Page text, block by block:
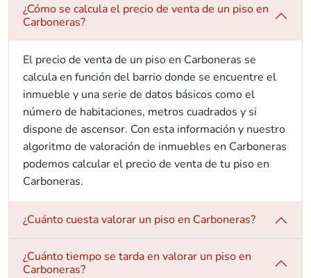
¿Cómo se calcula el precio de venta de un piso en
Carboneras?
El precio de venta de un piso en Carboneras se
calcula en función del barrio donde se encuentre el
inmueble y una serie de datos básicos como el
número de habitaciones, metros cuadrados y si
dispone de ascensor. Con esta información y nuestro
algoritmo de valoración de inmuebles en Carboneras
podemos calcular el precio de venta de tu piso en
Carboneras.
¿Cuánto cuesta valorar un piso en Carboneras?
¿Cuánto tiempo se tarda en valorar un piso en
Carboneras?